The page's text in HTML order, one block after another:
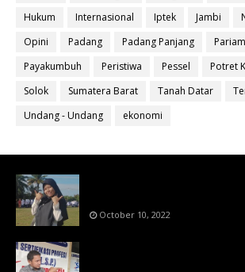
Hukum
Internasional Iptek Jambi
Opini
Padang Padang Panjang
Payakumbuh
Peristiwa Pessel
Potret
Solok
Sumatera Barat Tanah Datar
Undang - Undang
ekonomi
October 10, 2022